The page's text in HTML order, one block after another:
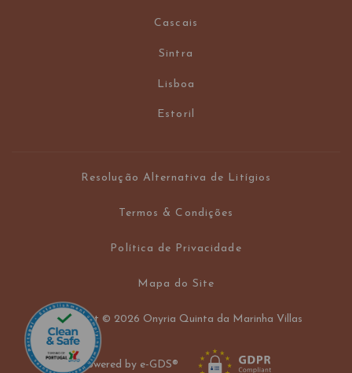
Cascais
Sintra
Lisboa
Estoril
Resolução Alternativa de Litígios
Termos & Condições
Política de Privacidade
Mapa do Site
Copyright © 2026 Onyria Quinta da Marinha Villas
Powered by e-GDS®